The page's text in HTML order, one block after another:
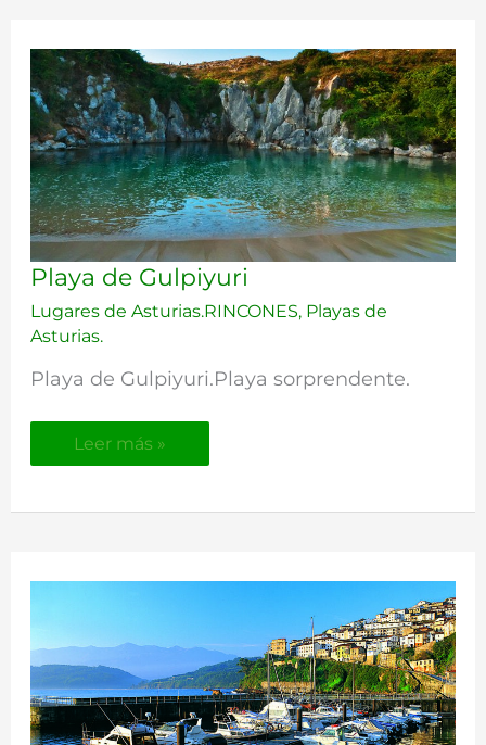
Playa de Gulpiyuri
Lugares de Asturias.RINCONES, Playas de
Asturias.
Playa de Gulpiyuri.Playa sorprendente.
Playa
de
Gulpiyuri
Leer más »